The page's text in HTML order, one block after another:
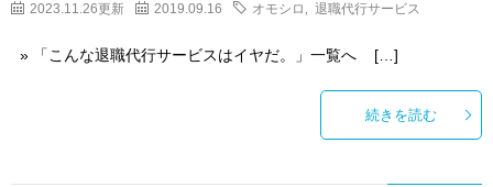
2023.11.26更新 2019.09.16 オモシロ 退職代行サービス
» 「こんな退職代行サービスはイヤだ。」一覧へ […]
続きを読む